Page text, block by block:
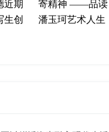
期
生创
寄精神 ——品读
潘玉珂艺术人生